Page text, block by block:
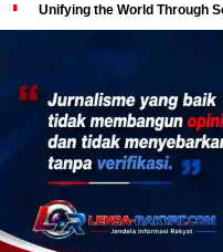
Unifying the World Through